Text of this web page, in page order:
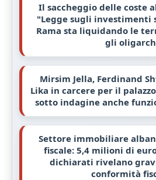
Il saccheggio delle coste
"Legge sugli investimenti
Rama sta liquidando le
gli
Mirsim Jella, Ferdinand
Lika in carcere per il
sotto indagine anche
Settore immobiliare
fiscale: 5,4 milioni di
dichiarati rivelano
conformità